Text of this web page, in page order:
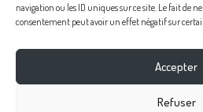
navigation ou les ID uniques sur ce site. Le fait de
consentement peut avoir un effet négatif sur
Accepter
Refuser
Mentions légales
Instagram